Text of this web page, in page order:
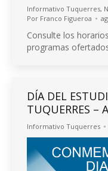
Informativo Tuquerres,
Por Franco Figueroa
Consulte los
programas
DÍA DEL
TUQUERRES –
Informativo Tuquerres